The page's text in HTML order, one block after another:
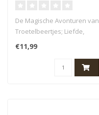
De Magische Avonturen van
Troetelbeertjes; Liefde,
Vriendschap en Avontuur is
€11,99